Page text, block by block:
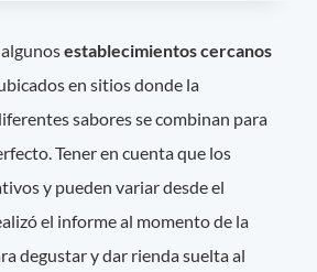
establecimientos cercanos
en sitios donde la
sabores se combinan para
Tener en cuenta que los
y pueden variar desde el
el informe al momento de la
degustar y dar rienda suelta al